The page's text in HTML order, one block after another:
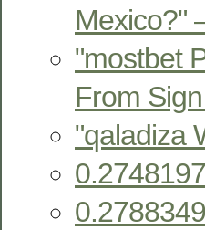
Mexico?"
"mostbet
From
"qaladiza